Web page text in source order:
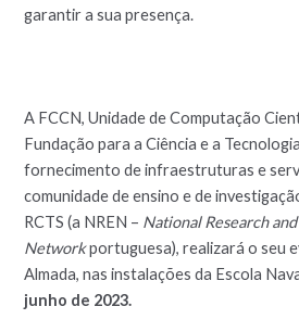
garantir a sua presença.
A FCCN, Unidade de Computação
Fundação para a Ciência e a
fornecimento de infraestruturas e
comunidade de ensino e de
RCTS (a NREN – National Research
Networkportuguesa), realizará o seu
Almada, nas instalações da Escola
junho de 2023.